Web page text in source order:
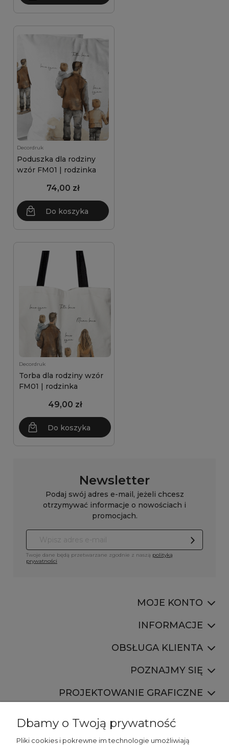
Decordruk
Poduszka dla rodziny
wzór FM01 | rodzinka
74,00 zł
Do koszyka
Decordruk
Torba dla rodziny wzór
FM01 | rodzinka
49,00 zł
Do koszyka
Newsletter
Podaj swój adres e-mail, jeżeli chcesz
otrzymywać informacje o nowościach i
promocjach.
Twoje dane będą przetwarzane zgodnie z naszą polityką
prywatności
MOJE KONTO
INFORMACJE
OBSŁUGA KLIENTA
POZNAJMY SIĘ
PROJEKTOWANIE GRAFICZNE
Dbamy o Twoją prywatność
Pliki cookies i pokrewne im technologie umożliwiają